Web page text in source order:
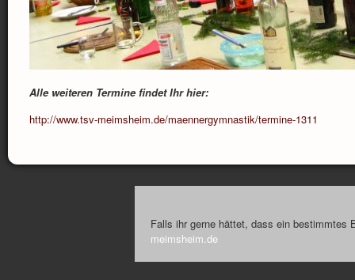
Alle weiteren Termine findet Ihr hier:
http://www.tsv-meimsheim.de/maennergymnastik/termine-1311
Falls ihr gerne hättet, dass ein
meimsheim.de